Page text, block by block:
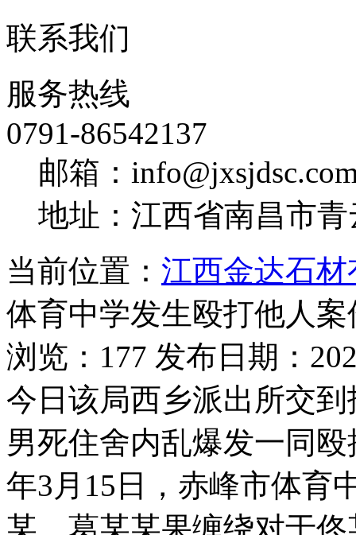
联系我们
服务热线
0791-86542137
邮箱：
地址：江西省南昌市
当前位置： 江西金达石
体育中学发生殴打他人
浏览：177 发布日期：
今日该局西乡派出所交
男死住舍内乱爆发一同
年3月15日，赤峰市体育
某、葛某某果缠绕对于